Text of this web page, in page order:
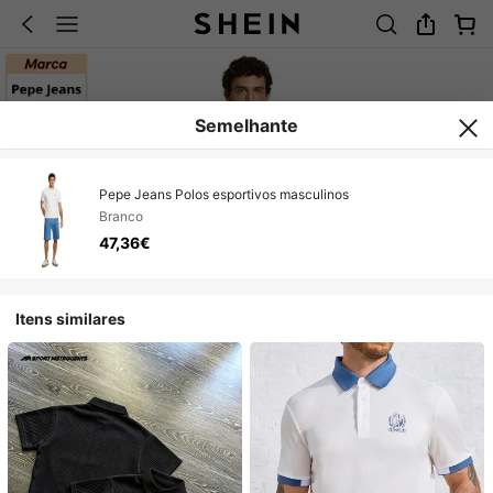
Semelhante
Pepe Jeans Polos esportivos masculinos
Branco
47,36€
Itens similares